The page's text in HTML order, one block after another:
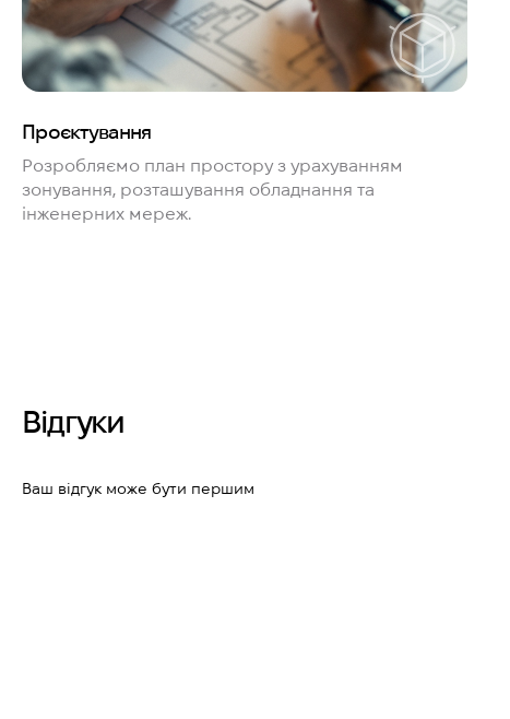
Проєктування
Розробляємо план простору з урахуванням
зонування, розташування обладнання та
інженерних мереж.
Відгуки
Ваш відгук може бути першим